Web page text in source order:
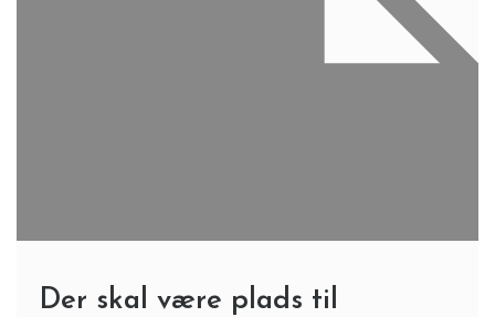
Der skal være plads til